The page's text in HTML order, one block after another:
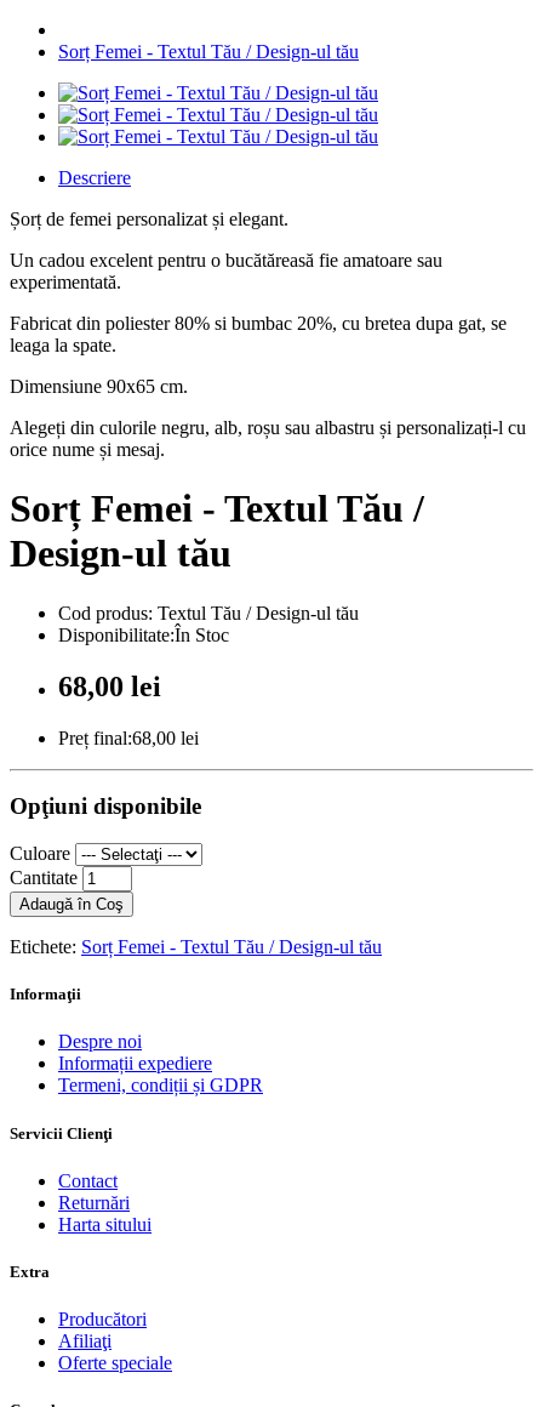
Sorț Femei - Textul Tău / Design-ul tău
Descriere
Șorț de femei personalizat și elegant.
Un cadou excelent pentru o bucătăreasă fie amatoare sau
experimentată.
Fabricat din poliester 80% si bumbac 20%, cu bretea dupa gat, se
leaga la spate.
Dimensiune 90x65 cm.
Alegeți din culorile negru, alb, roșu sau albastru și personalizați-l cu
orice nume și mesaj.
Sorț Femei - Textul Tău /
Design-ul tău
Cod produs: Textul Tău / Design-ul tău
Disponibilitate:În Stoc
68,00 lei
Preț final:68,00 lei
Opţiuni disponibile
Culoare
Cantitate
Adaugă în Coş
Etichete: Sorț Femei - Textul Tău / Design-ul tău
Informaţii
Despre noi
Informații expediere
Termeni, condiții și GDPR
Servicii Clienţi
Contact
Returnări
Harta sitului
Extra
Producători
Afiliaţi
Oferte speciale